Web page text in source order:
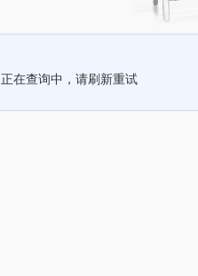
正在查询中，请刷新重试